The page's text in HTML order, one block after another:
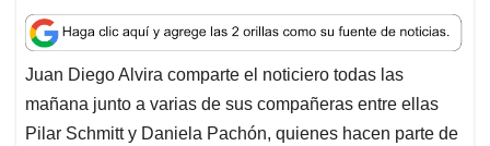
a
t
s
A
p
c
e
b
o
o
n
k
e
d
I
a
i
l
r
e
a
d
s
Juan Diego Alvira comparte el noticiero todas las
mañana junto a varias de sus compañeras entre ellas
Pilar Schmitt y Daniela Pachón, quienes hacen parte de